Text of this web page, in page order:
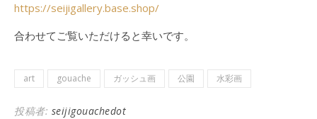
https://seijigallery.base.shop/
合わせてご覧いただけると幸いです。
art gouache ガッシュ画 公園 水彩画
投稿者: seijigouachedot